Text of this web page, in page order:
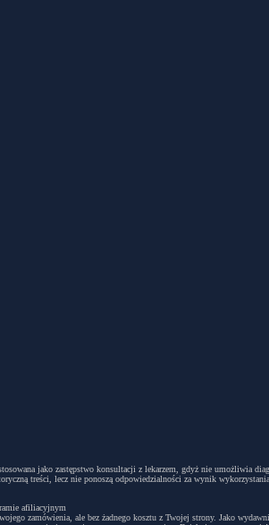
jako zastępstwo konsultacji z lekarzem, gdyż nie umożliwia
treści, lecz nie ponoszą odpowiedzialności za wynik
afiliacyjnym
zamówienia, ale bez żadnego kosztu z Twojej strony. Jako